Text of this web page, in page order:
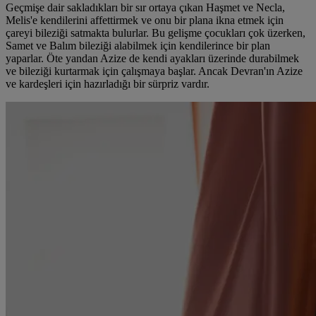
Geçmişe dair sakladıkları bir sır ortaya çıkan Haşmet ve Necla,
Melis'e kendilerini affettirmek ve onu bir plana ikna etmek için
çareyi bileziği satmakta bulurlar. Bu gelişme çocukları çok üzerken,
Samet ve Balım bileziği alabilmek için kendilerince bir plan
yaparlar. Öte yandan Azize de kendi ayakları üzerinde durabilmek
ve bileziği kurtarmak için çalışmaya başlar. Ancak Devran'ın Azize
ve kardeşleri için hazırladığı bir sürpriz vardır.